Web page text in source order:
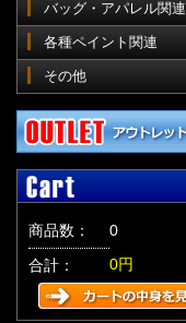
バッグ・アパレル関連
各種ペイント関連
その他
商品数：
0
合計：
0円